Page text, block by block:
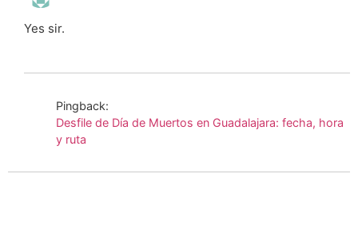
Yes sir.
Pingback:
Desfile de Día de Muertos en Guadalajara: fecha, hora
y ruta